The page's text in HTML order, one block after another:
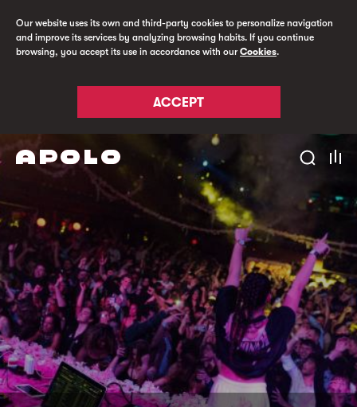
Our website uses its own and third-party cookies to personalize navigation
and improve its services by analyzing browsing habits. If you continue
browsing, you accept its use in accordance with ourCookies.
ACCEPT